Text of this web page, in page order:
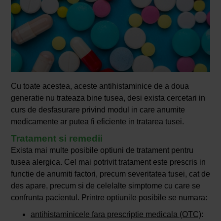
Cu toate acestea, aceste antihistaminice de a doua
generatie nu trateaza bine tusea, desi exista cercetari in
curs de desfasurare privind modul in care anumite
medicamente ar putea fi eficiente in tratarea tusei.
Tratament si remedii
Exista mai multe posibile optiuni de tratament pentru
tusea alergica. Cel mai potrivit tratament este prescris in
functie de anumiti factori, precum severitatea tusei, cat de
des apare, precum si de celelalte simptome cu care se
confrunta pacientul. Printre optiunile posibile se numara:
antihistaminicele fara prescriptie medicala (OTC):